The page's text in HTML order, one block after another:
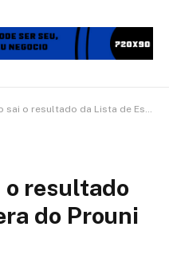
resultado da Lista de Espera do Prouni 2022.2
o resultado
do Prouni